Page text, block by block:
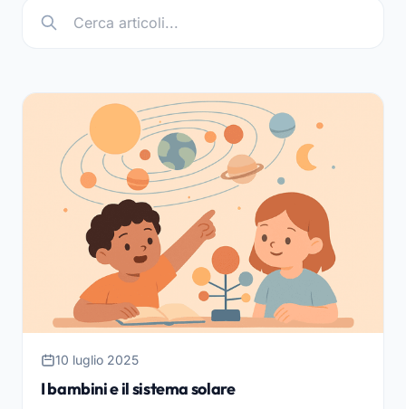
10 luglio 2025
I bambini e il sistema solare